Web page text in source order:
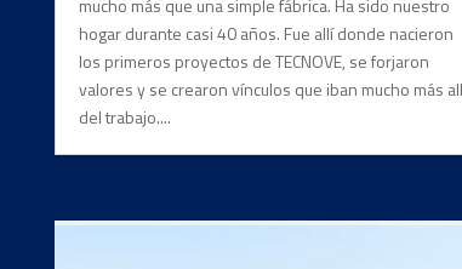
hogar durante casi 40 años. Fue allí donde nacieron
los primeros proyectos de TECNOVE, se forjaron
valores y se crearon vínculos que iban mucho más
del trabajo....